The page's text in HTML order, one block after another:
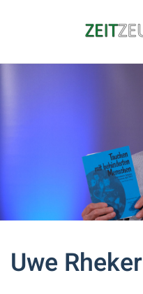
Skip to main content
Uwe Rheker